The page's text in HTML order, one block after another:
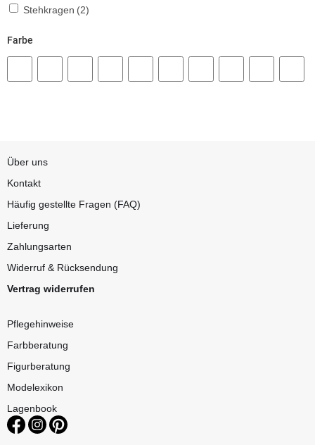
Stehkragen (2)
Farbe
Über uns
Kontakt
Häufig gestellte Fragen (FAQ)
Lieferung
Zahlungsarten
Widerruf & Rücksendung
Vertrag widerrufen
Pflegehinweise
Farbberatung
Figurberatung
Modelexikon
Lagenbook